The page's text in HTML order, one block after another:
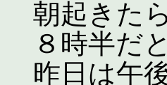
朝起きた
８時半だ
昨日は午